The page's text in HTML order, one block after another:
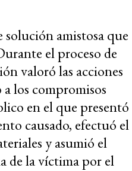
amistosa que
el proceso de
valoró las acciones
los compromisos
en el que presentó
causado, efectuó el
y asumió el
de la víctima por el